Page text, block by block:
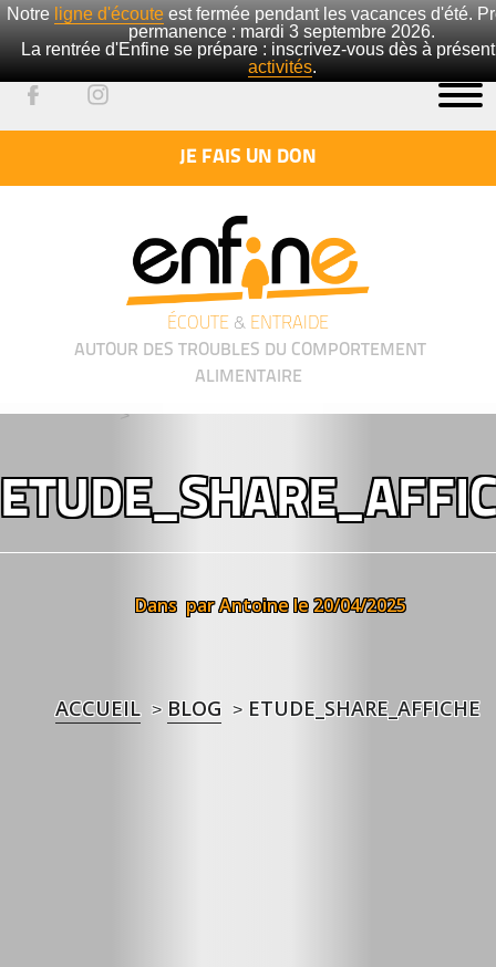
Notre ligne d'écouteest fermée pendant les vacances d'été.
permanence : mardi 3 septembre 2026.
La rentrée d'Enfine se prépare : inscrivez-vous dès à
activités.
JE FAIS UN DON
ÉCOUTE & ENTRAIDE
AUTOUR DES TROUBLES DU COMPORTEMENT
ALIMENTAIRE
');">
Dans par Antoinele 20/04/2025
ACCUEIL > BLOG > ETUDE_SHARE_AFFICHE